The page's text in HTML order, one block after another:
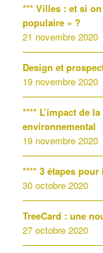
*** Villes : et si
populaire » ?
21 novembre 2020
Design et
19 novembre 2020
**** L’impact de
environnemental
19 novembre 2020
**** 3 étapes
30 octobre 2020
TreeCard : une
27 octobre 2020